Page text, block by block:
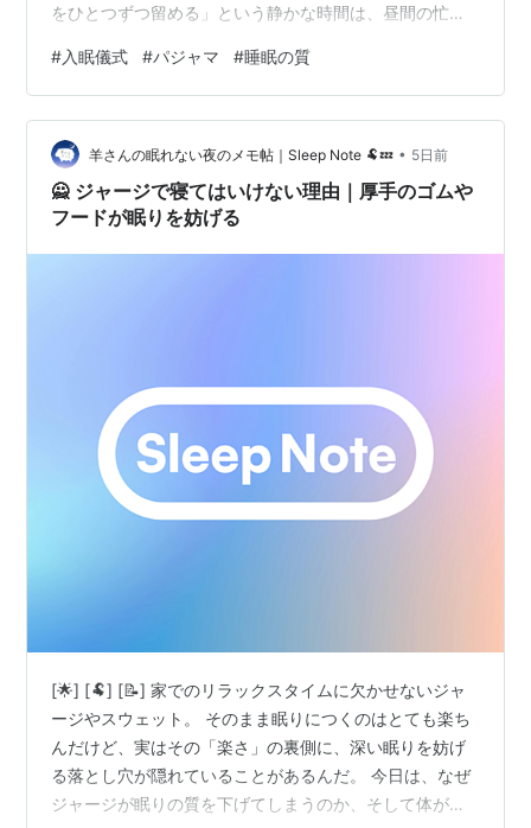
をひとつずつ留める」という静かな時間は、昼間の忙し
は、そんな「着替える」ことの魔法について、羊さんが
メモしてきたよ。 [/📝] [🌙] パジャマに着替えることが
「儀式」になる 👔 脳に「おやすみ」を教えるスイッチ
ボタンを留める動作が、心を静める 🔘 指先の魔法と「条
件付け」 選びたい「リラックスの形」 🌱 体を解放する
パジャマの…
#入眠儀式 #パジャマ #睡眠の質
羊さんの眠れない夜のメモ帖｜Sleep Note 🐏💤 • 5日前
🙅 ジャージで寝てはいけない理由｜厚手のゴムや
フードが眠りを妨げる
[🌟] [🐏] [📝] 家でのリラックスタイムに欠かせないジャ
ージやスウェット。 そのまま眠りにつくのはとても楽ち
んだけど、実はその「楽さ」の裏側に、深い眠りを妨げ
る落とし穴が隠れていることがあるんだ。 今日は、なぜ
ジャージが眠りの質を下げてしまうのか、そして体が本